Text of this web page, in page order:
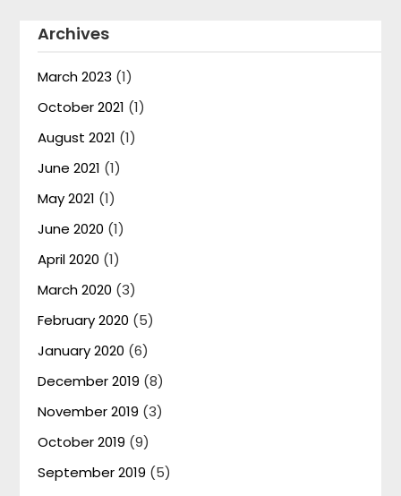
Archives
March 2023 (1)
October 2021 (1)
August 2021 (1)
June 2021 (1)
May 2021 (1)
June 2020 (1)
April 2020 (1)
March 2020 (3)
February 2020 (5)
January 2020 (6)
December 2019 (8)
November 2019 (3)
October 2019 (9)
September 2019 (5)